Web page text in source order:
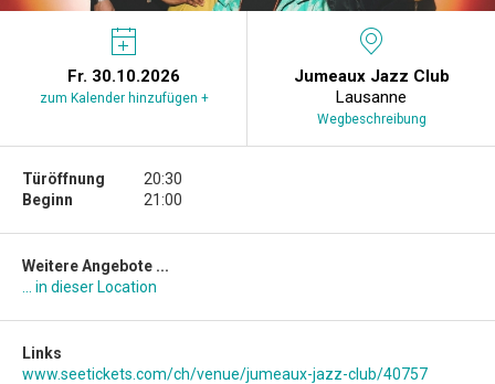
Fr. 30.10.2026
zum Kalender hinzufügen +
Jumeaux Jazz Club
Lausanne
Wegbeschreibung
Türöffnung
Beginn
20:30
21:00
Weitere Angebote ...
... in dieser Location
Links
www.seetickets.com/ch/venue/jumeaux-jazz-club/40757